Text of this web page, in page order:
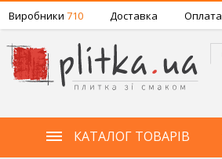
Виробники 710 Доставка Оплата
КАТАЛОГ ТОВАРІВ